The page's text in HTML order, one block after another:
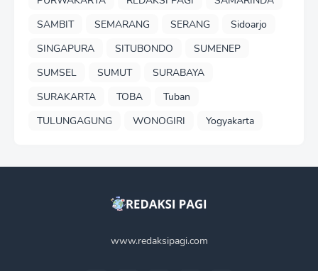
SAMBIT
SEMARANG SERANG
Sidoarjo
SINGAPURA
SITUBONDO
SUMENEP
SUMSEL
SUMUT
SURABAYA
SURAKARTA
TOBA
Tuban
TULUNGAGUNG
WONOGIRI Yogyakarta
www.redaksipagi.com